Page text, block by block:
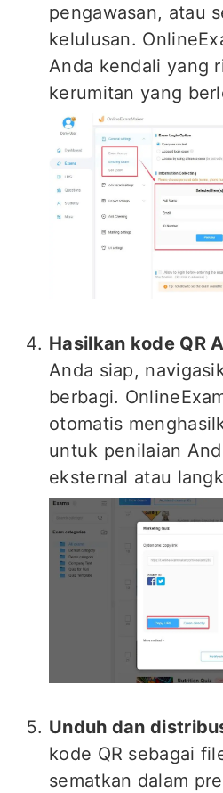
pengawasan, atau
kelulusan.
Anda kendali yang
kerumitan yang
Hasilkan kode QR
Anda siap,
berbagi.
otomatis
untuk penilaian
eksternal atau
Unduh dan
kode QR sebagai
sematkan dalam